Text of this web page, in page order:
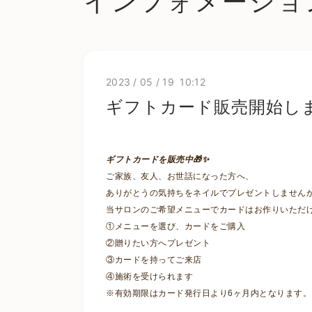
2023 / 05 / 19 10:12
ギフトカード販売開始し
ギフトカードを販売中🎁✨
ご家族、友人、お世話になった方へ、
ありがとうの気持ちをネイルでプレゼントしません
当サロンのご希望メニューでカードはお作りいただ
①メニューを選び、カードをご購入
②贈りたい方へプレゼント
③カードを持ってご来店
④施術を受けられます
※有効期限はカード発行日より6ヶ月内となります。